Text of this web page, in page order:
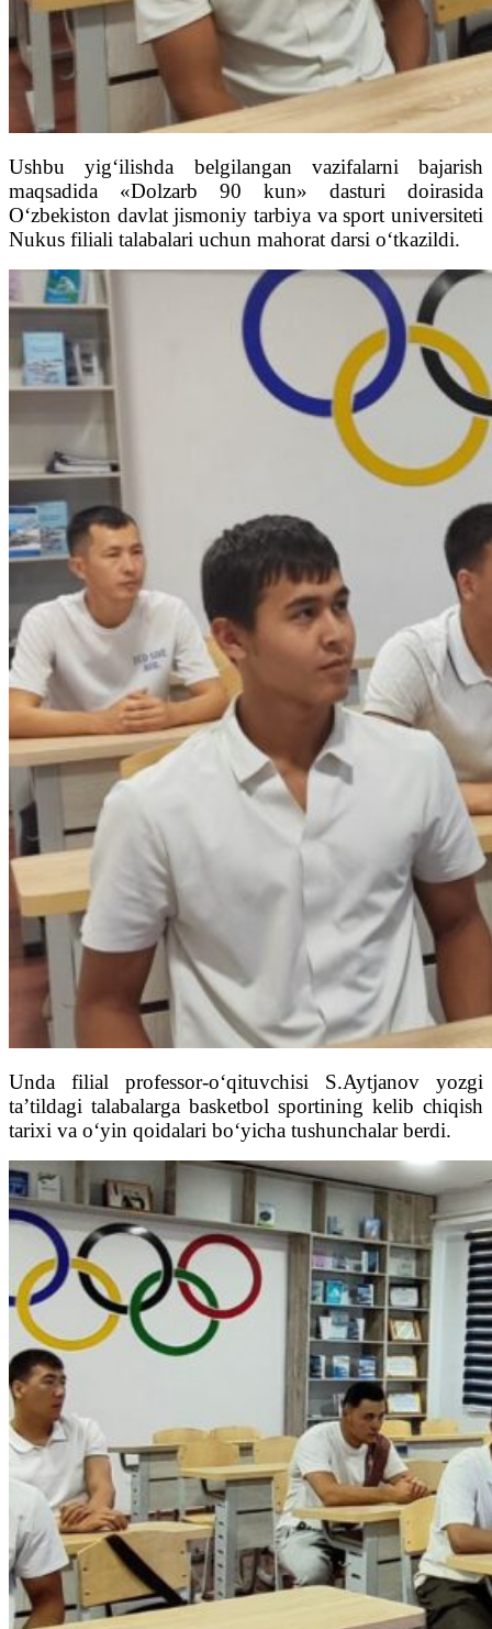
Ushbu yig‘ilishda belgilangan vazifalarni bajarish
maqsadida «Dolzarb 90 kun» dasturi doirasida
O‘zbekiston davlat jismoniy tarbiya va sport universiteti
Nukus filiali talabalari uchun mahorat darsi o‘tkazildi.
Unda filial professor-o‘qituvchisi S.Aytjanov yozgi
ta’tildagi talabalarga basketbol sportining kelib chiqish
tarixi va o‘yin qoidalari bo‘yicha tushunchalar berdi.